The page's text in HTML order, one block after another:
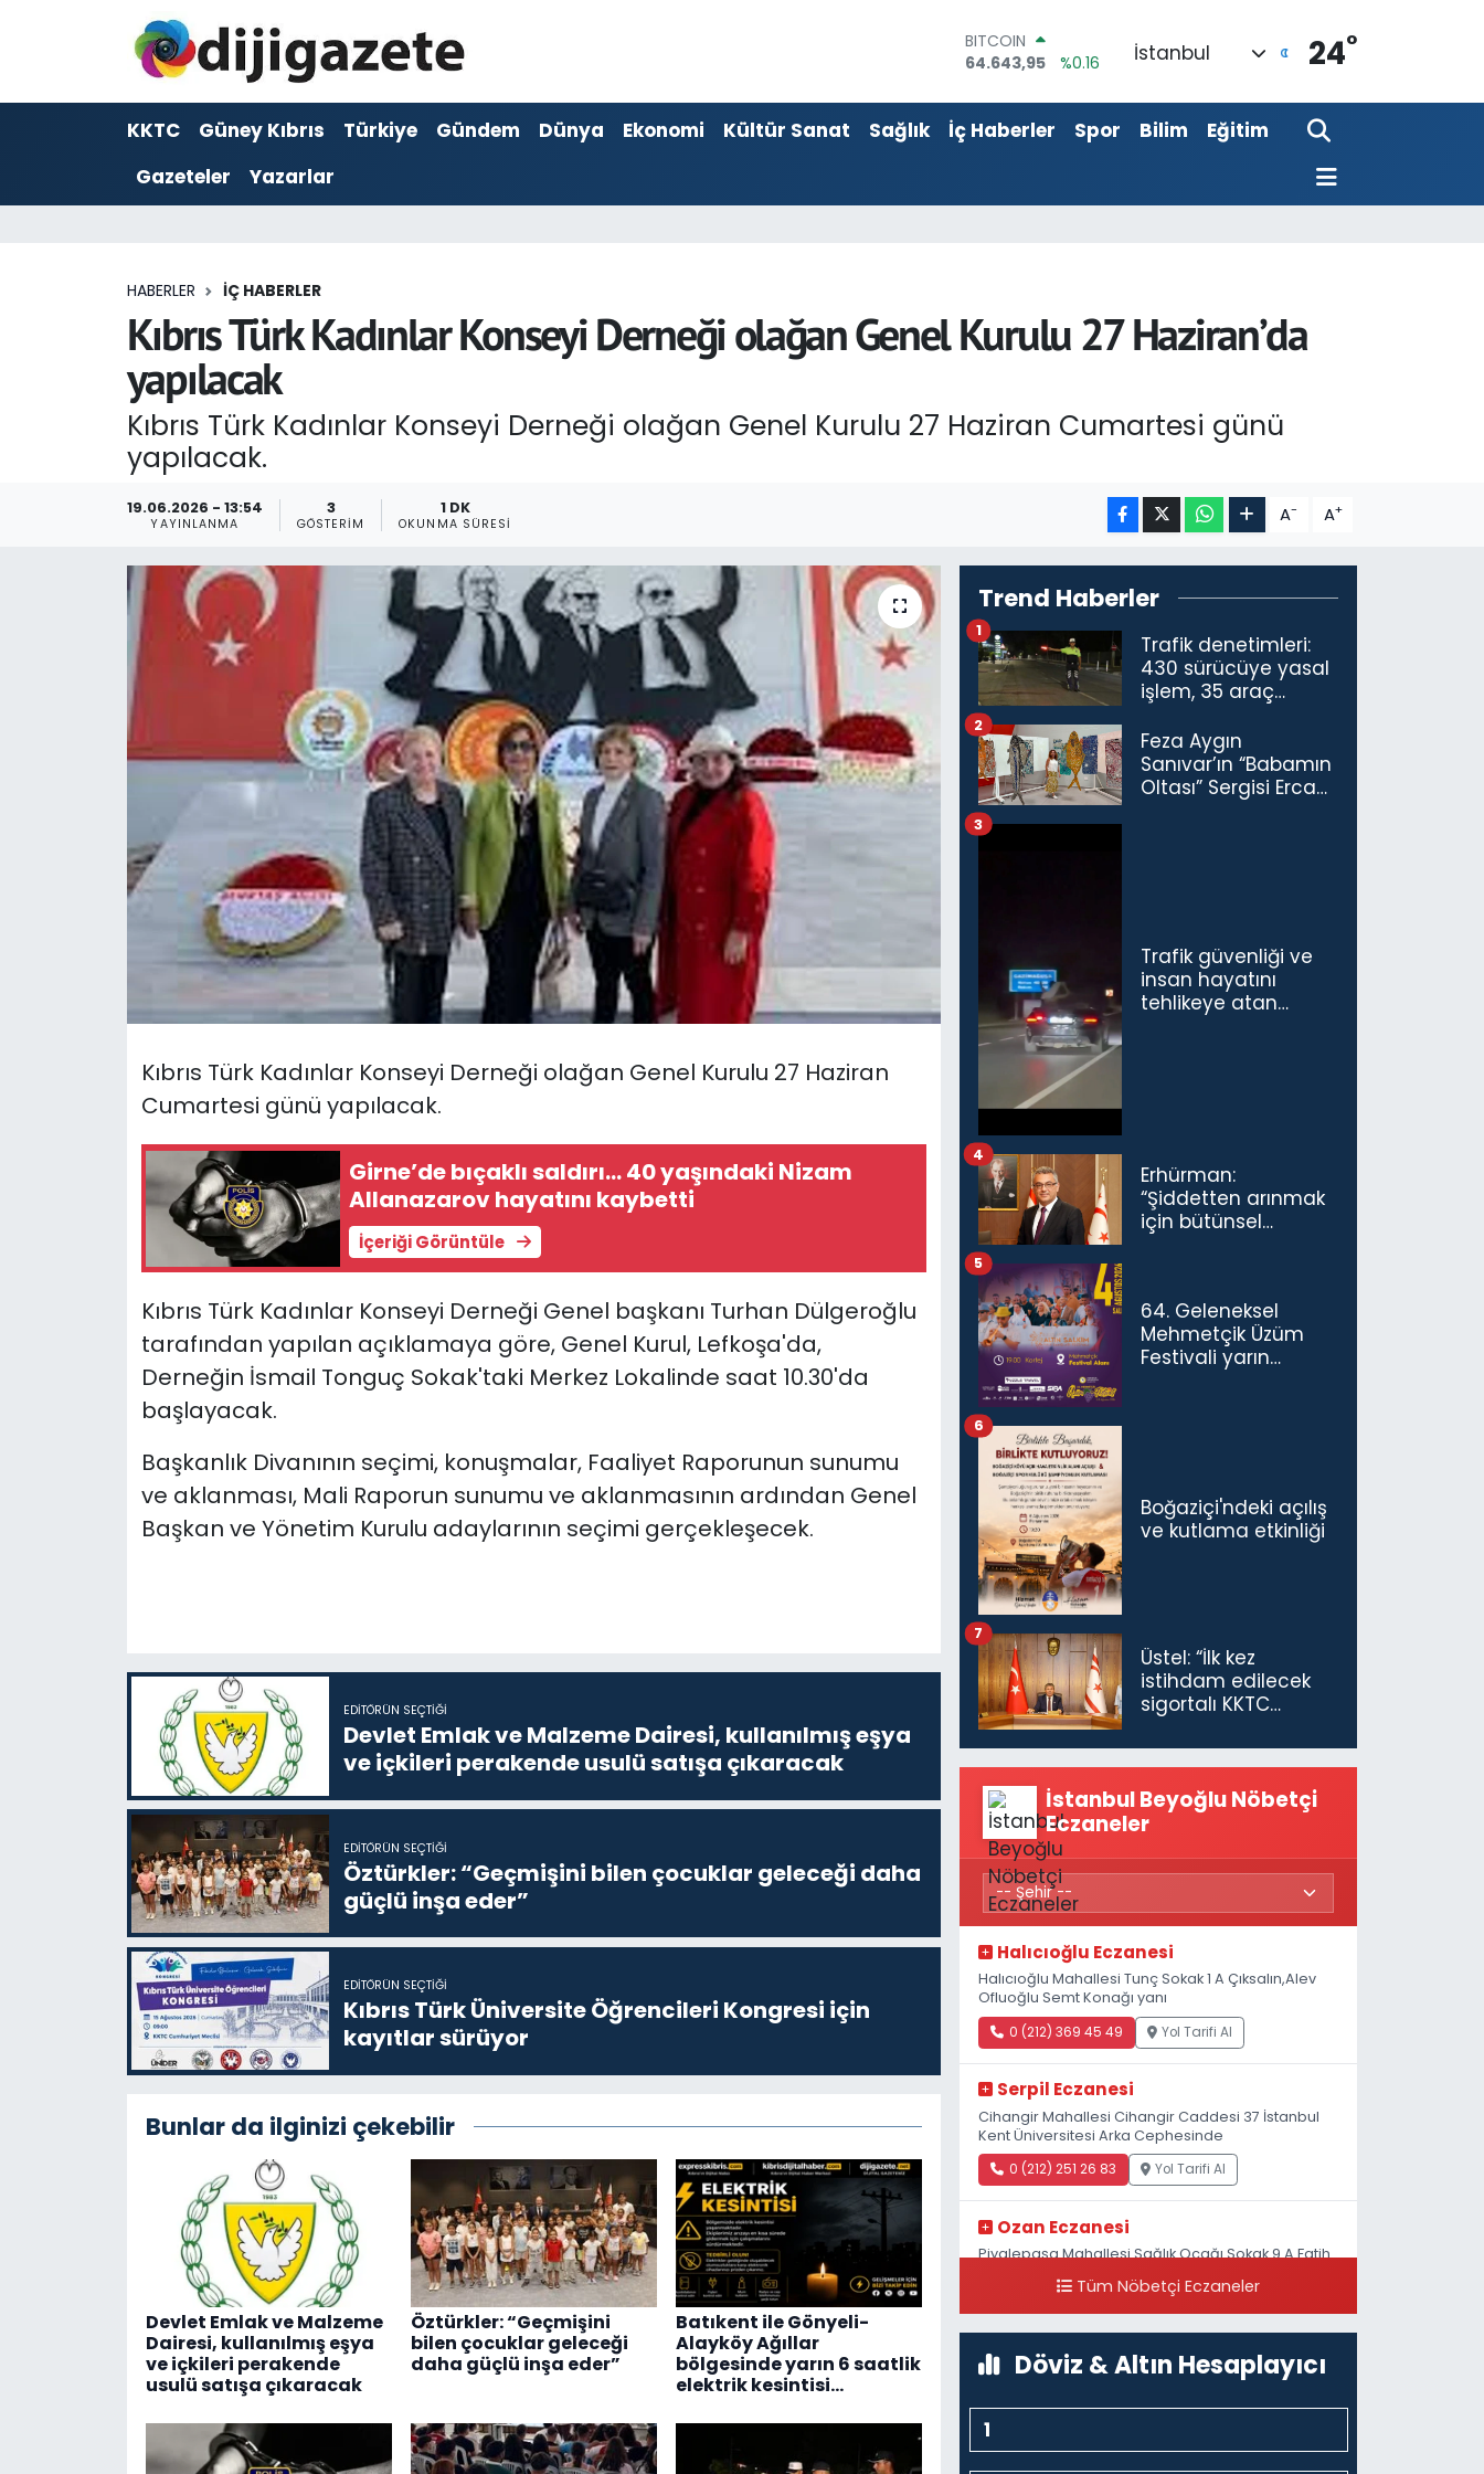
BITCOIN
64.643,95
%0.16
47,6704
%0
EURO
İstanbul 24°
KKTC Güney Kıbrıs Türkiye Gündem Dünya Ekonomi Kültür Sanat Sağlık İç Haberler Spor Bilim
Eğitim
Gazeteler
Yazarlar
HABERLER İÇ HABERLER
Kıbrıs Türk Kadınlar Konseyi Derneği olağan Genel Kurulu 27 Haziran’da
yapılacak
Kıbrıs Türk Kadınlar Konseyi Derneği olağan Genel Kurulu 27 Haziran Cumartesi günü
yapılacak.
19.06.2026 - 13:54
YAYINLANMA
3
GÖSTERIM
1 DK
OKUNMA SÜRESI A- A+
Kıbrıs Türk Kadınlar Konseyi Derneği olağan Genel Kurulu 27 Haziran
Cumartesi günü yapılacak.
Girne’de bıçaklı saldırı… 40 yaşındaki Nizam
Allanazarov hayatını kaybetti
İçeriği Görüntüle
Kıbrıs Türk Kadınlar Konseyi Derneği Genel başkanı Turhan Dülgeroğlu
tarafından yapılan açıklamaya göre, Genel Kurul, Lefkoşa'da,
Derneğin İsmail Tonguç Sokak'taki Merkez Lokalinde saat 10.30'da
başlayacak.
Başkanlık Divanının seçimi, konuşmalar, Faaliyet Raporunun sunumu
ve aklanması, Mali Raporun sunumu ve aklanmasının ardından Genel
Başkan ve Yönetim Kurulu adaylarının seçimi gerçekleşecek.
EDITÖRÜN SEÇTIĞI
Devlet Emlak ve Malzeme Dairesi, kullanılmış eşya
ve içkileri perakende usulü satışa çıkaracak
EDITÖRÜN SEÇTIĞI
Öztürkler: “Geçmişini bilen çocuklar geleceği daha
güçlü inşa eder”
EDITÖRÜN SEÇTIĞI
Kıbrıs Türk Üniversite Öğrencileri Kongresi için
kayıtlar sürüyor
Bunlar da ilginizi çekebilir
Devlet Emlak ve Malzeme
Dairesi, kullanılmış eşya
ve içkileri perakende
usulü satışa çıkaracak
Öztürkler: “Geçmişini
bilen çocuklar geleceği
daha güçlü inşa eder”
Batıkent ile Gönyeli-
Alayköy Ağıllar
bölgesinde yarın 6 saatlik
elektrik kesintisi…
Trend Haberler
Trafik denetimleri:
430 sürücüye yasal
işlem, 35 araç
1
Feza Aygın
Sanıvar’ın “Babamın
Oltası” Sergisi Ercan
2
Trafik güvenliği ve
insan hayatını
tehlikeye atan
3
Erhürman:
“Şiddetten arınmak
için bütünsel
4
64. Geleneksel
Mehmetçik Üzüm
Festivali yarın
5
Boğaziçi'ndeki açılış
ve kutlama etkinliği
6
Üstel: “İlk kez
istihdam edilecek
sigortalı KKTC
maaş desteğini 35
bin TL'ye çıkardık”
7
İstanbul Beyoğlu Nöbetçi
Eczaneler
Halıcıoğlu Eczanesi
Halıcıoğlu Mahallesi Tunç Sokak 1 A Çıksalın,Alev
Ofluoğlu Semt Konağı yanı
0 (212) 369 45 49 Yol Tarifi Al
Serpil Eczanesi
Cihangir Mahallesi Cihangir Caddesi 37 İstanbul
Kent Üniversitesi Arka Cephesinde
0 (212) 251 26 83 Yol Tarifi Al
Ozan Eczanesi
Piyalepaşa Mahallesi Sağlık Ocağı Sokak 9 A Fatih
Tüm Nöbetçi Eczaneler
Döviz & Altın Hesaplayıcı
ADVERTORIAL
Dijigazete
Foto Galeri
Güncel
KKTC YEREL SEÇİM 2018
Kültür Sanat
Magazin
Nöbetçi Eczaneler
Otomobil Dünyası
Teknoloji
Video Galeri
Yazarlar
Hava Durumu
Trafik Durumu
Son Dakika Haberleri
Haber Arşivi